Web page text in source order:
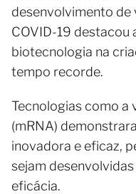
desenvolvimento de
COVID-19 destacou
biotecnologia na
tempo recorde.
Tecnologias como a
(mRNA)
inovadora e eficaz,
sejam
eficácia.